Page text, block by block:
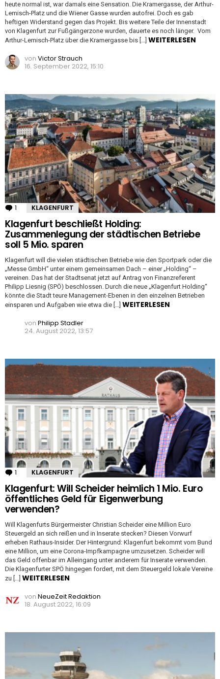
heute normal ist, war damals eine Sensation. Die Kramergasse, der Arthur-
Lemisch-Platz und die Wiener Gasse wurden autofrei. Doch es gab
heftigen Widerstand gegen das Projekt. Bis weitere Teile der Innenstadt
von Klagenfurt zur Fußgängerzone wurden, dauerte es noch länger. Vom
Arthur-Lemisch-Platz über die Kramergasse bis […] WEITERLESEN
von Victor Strauch
16. September 2022, 15:10
1 Kommentar
KLAGENFURT
Klagenfurt beschließt Holding:
Zusammenlegung der städtischen Betriebe
soll 5 Mio. sparen
Klagenfurt will die vielen städtischen Betriebe wie den Sportpark oder die
„Messe GmbH“ unter einem gemeinsamen Dach – einer „Holding“ –
vereinen. Das hat der Stadtsenat jetzt auf Antrag von Finanzreferent
Philipp Liesnig (SPÖ) beschlossen. Durch die neue „Klagenfurt Holding“
könnte die Stadt teure Management-Ebenen in den einzelnen Betrieben
einsparen und Aufgaben wie etwa die […] WEITERLESEN
von Philipp Stadler
24. August 2022, 13:57
1 Kommentar
KLAGENFURT
Klagenfurt: Will Scheider heimlich 1 Mio. Euro
öffentliches Geld für Eigenwerbung
verwenden?
Will Klagenfurts Bürgermeister Christian Scheider eine Million Euro
Steuergeld an sich reißen und in Inserate stecken? Diesen Vorwurf
erheben Rathaus-Insider. Der Hintergrund: Klagenfurt bekommt vom Bund
eine Million, um eine Corona-Impfkampagne umzusetzen. Scheider will
das Geld offenbar im Alleingang unter anderem für Inserate verwenden.
Die Klagenfurter SPÖ hingegen fordert, mit dem Steuergeld lokale Vereine
zu […] WEITERLESEN
von NeueZeit Redaktion
18. August 2022, 16:09